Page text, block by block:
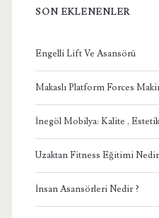
SON EKLENENLER
Engelli Lift Ve Asansörü
Makaslı Platform Forces
İnegöl Mobilya: Kalite ,
Uzaktan Fitness Eğitimi Nedir
İnsan Asansörleri Nedir ?